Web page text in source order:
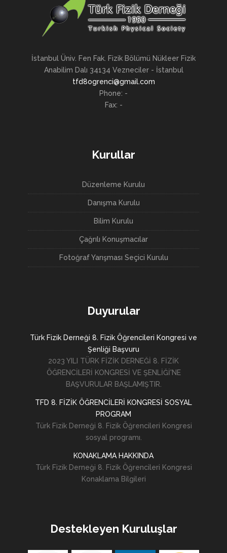
İstanbul Üniv. Fen Fak. Fizik Bölümü Nükleer Fizik
Anabilim Dalı 34134 Vezneciler - İstanbul
tfd8ogrenci@gmail.com
Phone: -
Fax: -
Kurullar
Düzenleme Kurulu
Danışma Kurulu
Bilim Kurulu
Çağrılı Konuşmacılar
Fotoğraf Yarışması Seçici Kurulu
Duyurular
Türk Fizik Derneği 8. Fizik Öğrencileri Kongresi ve
Şenliği Başvuru
2023 YILI TÜRK FİZİK DERNEĞİ 8. FİZİK
ÖĞRENCİLERİ KONGRESİ VE ŞENLİĞİ'NE
BAŞVURULAR BAŞLAMIŞTIR.
TFD 8. FİZİK ÖĞRENCİLERİ KONGRESİ SOSYAL
PROGRAM
Türk Fizik Derneği 8. Fizik Öğrencileri Kongresi
sosyal programı.
KONAKLAMA HAKKINDA
Türk Fizik Derneği 8. Fizik Öğrencileri Kongresi
Konaklama Bilgileri
Destekleyen Kuruluşlar